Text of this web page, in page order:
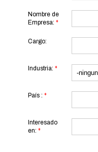
Nombre de
Empresa: *
Cargo:
Industria: *
País : *
Interesado
en: *